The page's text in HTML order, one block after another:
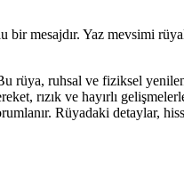
mesajdır. Yaz mevsimi
rüya, ruhsal ve fiziksel
rızık ve hayırlı
Rüyadaki detaylar,